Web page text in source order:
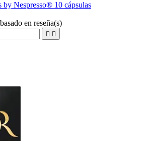
by Nespresso® 10 cápsulas
en reseña(s)
 